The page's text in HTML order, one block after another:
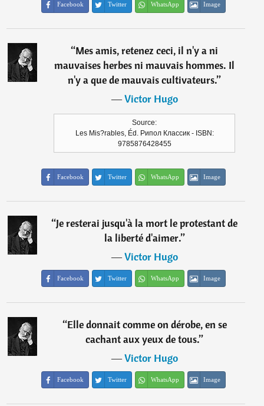
Facebook Twitter WhatsApp Image
“Mes amis, retenez ceci, il n'y a ni
mauvaises herbes ni mauvais hommes. Il
n'y a que de mauvais cultivateurs.”
―Victor Hugo
Source:
Les Mis?rables, Éd. Рипол Классик - ISBN:
9785876428455
Facebook Twitter WhatsApp Image
“Je resterai jusqu'à la mort le protestant de
la liberté d'aimer.”
―Victor Hugo
Facebook Twitter WhatsApp Image
“Elle donnait comme on dérobe, en se
cachant aux yeux de tous.”
―Victor Hugo
Facebook Twitter WhatsApp Image